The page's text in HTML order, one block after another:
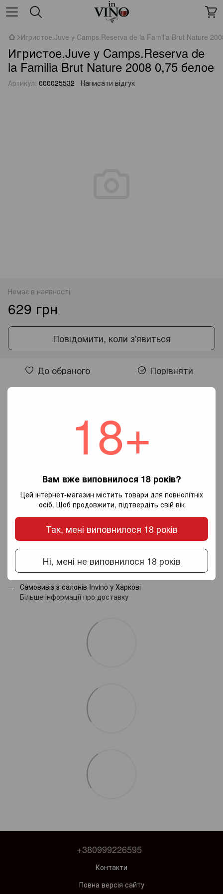
18+
Вам вже виповнилося 18 років?
Цей інтернет-магазин містить товари для повнолітніх
осіб. Щоб продовжити, підтвердіть свій вік
Так, мені виповнилося 18 років
Ні, мені не виповнилося 18 років
Игристое.Juve y Camps.Reserva de la Familia Brut Nature
Игристое.Juve y Camps.Reserva de
la Familia Brut Nature 2008 0,75 белое
Артикул: 000025532 Написати відгук
Немає в наявності
629 грн
Повідомити, коли з'явиться
До обраного Порівняти
Додайте перший відгук
Написати відгук
Доставка Оплата Гарантія
Новою поштою по Україні - за тарифами перевізника.
Самовивіз з салонів Invino у Харкові
Більше інформації про доставку
+380999226595
Контакти
Повна версія сайту